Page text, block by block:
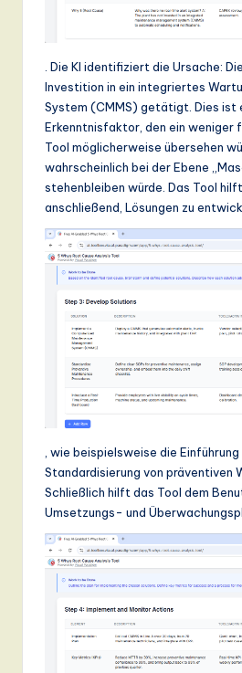
. Die KI identifiziert die Ursache:
Investition in ein integriertes
System (CMMS) getätigt. Dies ist
Erkenntnisfaktor, den ein
Tool möglicherweise übersehen
wahrscheinlich bei der Ebene
stehenbleiben würde. Das Tool
anschließend, Lösungen zu
, wie beispielsweise die
Standardisierung von präventiven
Schließlich hilft das Tool dem
Umsetzungs- und